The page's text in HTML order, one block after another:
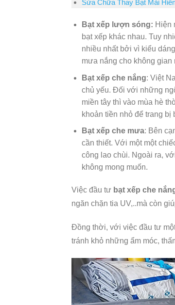
Sửa Chữa Thay Bạt Mái
Bạt xếp lượn sóng: Hiện
bạt xếp khác nhau. Tuy
nhiều nhất bởi vì kiểu
mưa nắng cho không
Bạt xếp che nắng: Việt
chủ yếu. Đối với những
miền tây thì vào mùa hè
khoản tiền nhỏ để trang bị
Bạt xếp che mưa: Bên
cần thiết. Với một một
công lao chùi. Ngoài ra,
không mong muốn.
Việc đầu tư bạt xếp che
ngăn chặn tia UV,..mà còn
Đồng thời, với việc đầu tư
tránh khỏ những ẩm móc,